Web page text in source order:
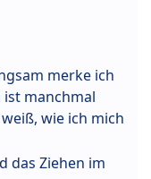
merke ich
ist manchmal
wie ich mich
das Ziehen im